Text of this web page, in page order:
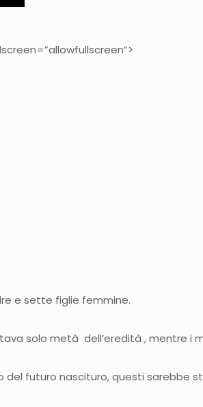
e sette figlie femmine.
solo metà dell’eredità , mentre i
del futuro nascituro, questi sarebbe